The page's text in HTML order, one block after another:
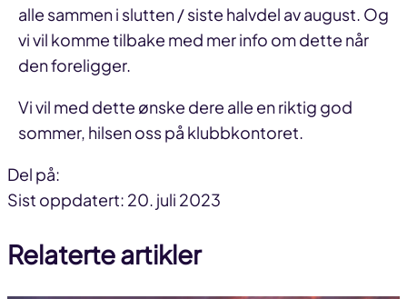
alle sammen i slutten / siste halvdel av august. Og
vi vil komme tilbake med mer info om dette når
den foreligger.
Vi vil med dette ønske dere alle en riktig god
sommer, hilsen oss på klubbkontoret.
Del på:
Del
facebook
Del
linkedin
Del
Sist oppdatert: 20. juli 2023
Relaterte artikler